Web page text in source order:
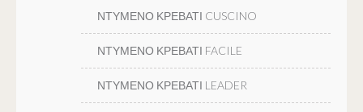
ΝΤΥΜΕΝΟ ΚΡΕΒΑΤΙ CUSCINO
ΝΤΥΜΕΝΟ ΚΡΕΒΑΤΙ FACILE
ΝΤΥΜΕΝΟ ΚΡΕΒΑΤΙ LEADER